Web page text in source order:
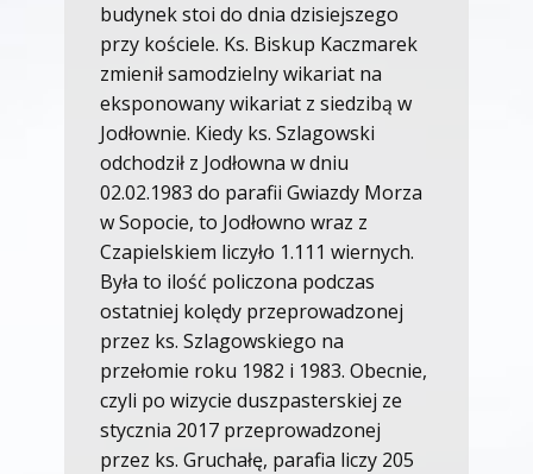
budynek stoi do dnia dzisiejszego
przy kościele. Ks. Biskup Kaczmarek
zmienił samodzielny wikariat na
eksponowany wikariat z siedzibą w
Jodłownie. Kiedy ks. Szlagowski
odchodził z Jodłowna w dniu
02.02.1983 do parafii Gwiazdy Morza
w Sopocie, to Jodłowno wraz z
Czapielskiem liczyło 1.111 wiernych.
Była to ilość policzona podczas
ostatniej kolędy przeprowadzonej
przez ks. Szlagowskiego na
przełomie roku 1982 i 1983. Obecnie,
czyli po wizycie duszpasterskiej ze
stycznia 2017 przeprowadzonej
przez ks. Gruchałę, parafia liczy 205